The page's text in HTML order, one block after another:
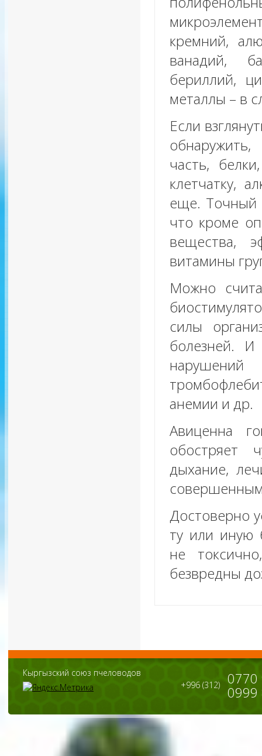
кремний,
ванадий,
бериллий,
металлы – в
Если
часть,
клетчатку,
еще. Точный
что кроме
вещества,
витамины
Можно
силы
болезней. И
анемии и др.
Авиценна
обостряет
дыхание,
Достоверно
ту или иную
не
безвредны
Кыргызский союз пчеловодов
+996 (312)